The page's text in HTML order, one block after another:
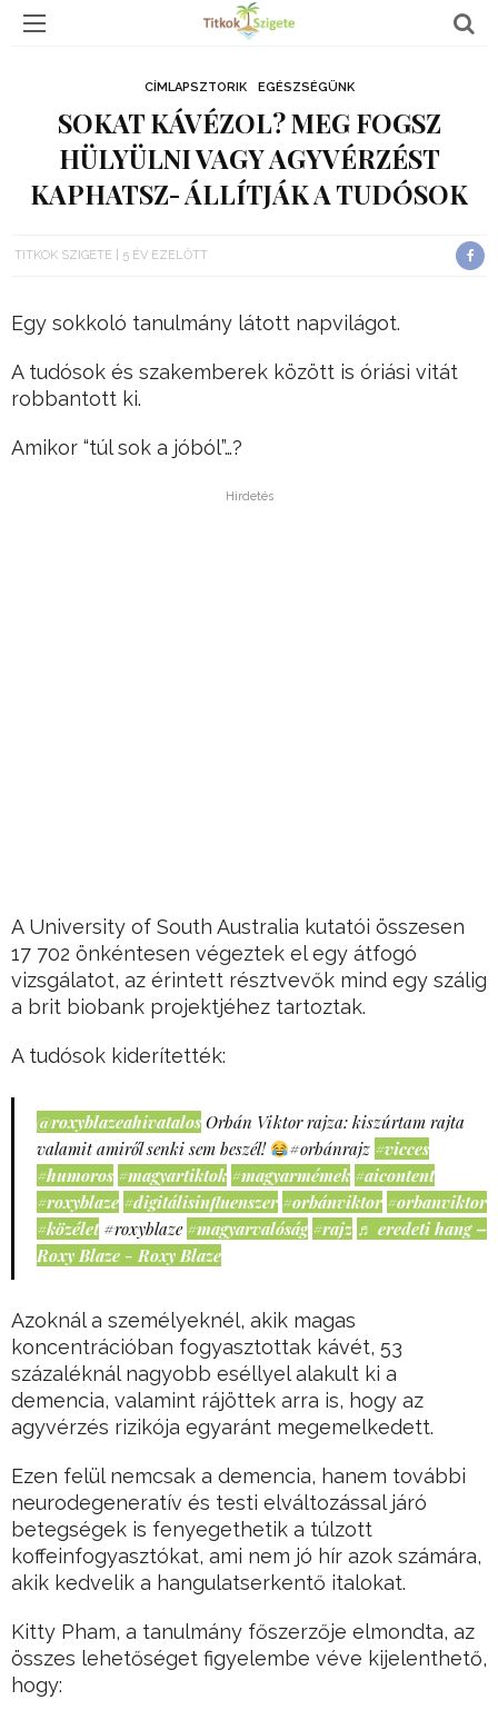
CÍMLAPSZTORIK EGÉSZSÉGÜNK
SOKAT KÁVÉZOL? MEG FOGSZ
HÜLYÜLNI VAGY AGYVÉRZÉST
KAPHATSZ- ÁLLÍTJÁK A TUDÓSOK
TITKOK SZIGETE 5 ÉV EZELŐTT
Egy sokkoló tanulmány látott napvilágot.
A tudósok és szakemberek között is óriási vitát
robbantott ki.
Amikor “túl sok a jóból”…?
Hirdetés
A University of South Australia kutatói összesen
17 702 önkéntesen végeztek el egy átfogó
vizsgálatot, az érintett résztvevők mind egy szálig
a brit biobank projektjéhez tartoztak.
A tudósok kiderítették:
@roxyblazeahivatalos Orbán Viktor rajza: kiszúrtam rajta
valamit amiről senki sem beszél!
#orbánrajz #vicces
#humoros #magyartiktok #magyarmémek #aicontent
#roxyblaze #digitálisinfluenszer #orbánviktor #orbanviktor
#közélet #roxyblaze #magyarvalóság #rajz ♬ eredeti hang –
Roxy Blaze - Roxy Blaze
Azoknál a személyeknél, akik magas
koncentrációban fogyasztottak kávét, 53
százaléknál nagyobb eséllyel alakult ki a
demencia, valamint rájöttek arra is, hogy az
agyvérzés rizikója egyaránt megemelkedett.
Ezen felül nemcsak a demencia, hanem további
neurodegeneratív és testi elváltozással járó
betegségek is fenyegethetik a túlzott
koffeinfogyasztókat, ami nem jó hír azok számára,
akik kedvelik a hangulatserkentő italokat.
Kitty Pham, a tanulmány főszerzője elmondta, az
összes lehetőséget figyelembe véve kijelenthető,
hogy: